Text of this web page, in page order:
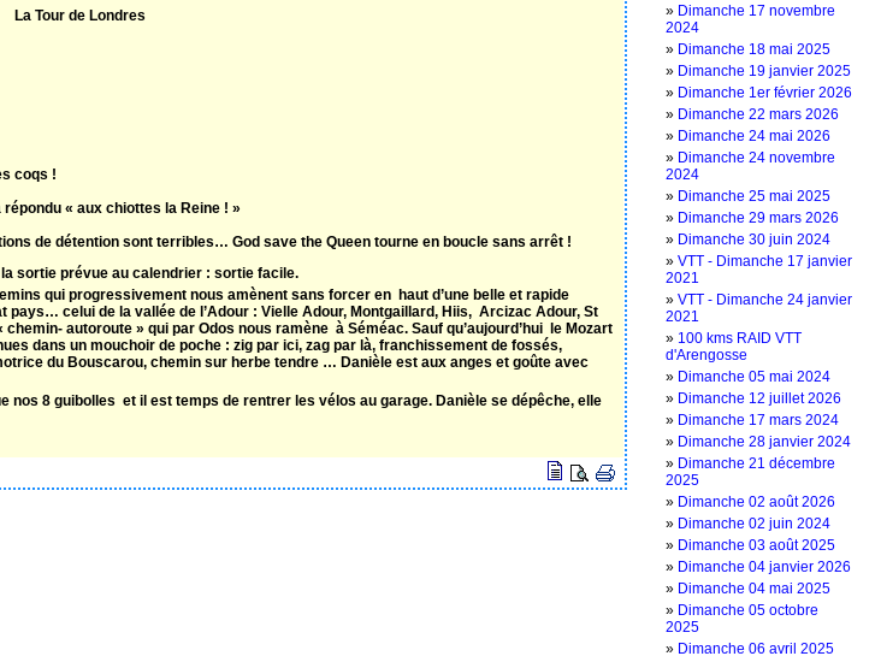
La Tour de Londres
coqs !
« aux chiottes la Reine ! »
de détention sont terribles… God save the Queen tourne en boucle sans arrêt !
sortie prévue au calendrier : sortie facile.
qui progressivement nous amènent sans forcer en haut d’une belle et rapide
pays… celui de la vallée de l’Adour : Vielle Adour, Montgaillard, Hiis, Arcizac Adour, St
autoroute » qui par Odos nous ramène à Séméac. Sauf qu’aujourd’hui le Mozart
dans un mouchoir de poche : zig par ici, zag par là, franchissement de fossés,
du Bouscarou, chemin sur herbe tendre … Danièle est aux anges et goûte avec
nos 8 guibolles et il est temps de rentrer les vélos au garage. Danièle se dépêche, elle
» ‌Dimanche 17 novembre
2024
» ‌Dimanche 18 mai 2025
» ‌Dimanche 19 janvier 2025
» ‌Dimanche 1er février 2026
» ‌Dimanche 22 mars 2026
» ‌Dimanche 24 mai 2026
» ‌Dimanche 24 novembre
2024
» ‌Dimanche 25 mai 2025
» ‌Dimanche 29 mars 2026
» ‌Dimanche 30 juin 2024
» ‌VTT - Dimanche 17 janvier
2021
» ‌VTT - Dimanche 24 janvier
2021
» 100 kms RAID VTT
d'Arengosse
» D‌imanche 05 mai 2024
» D‌imanche 12 juillet 2026
» D‌imanche 17 mars 2024
» D‌imanche 28 janvier 2024
» Dimanche 21 décembre
2025
» Dimanche 02 août 2026
» Dimanche 02 juin 2024
» Dimanche 03 août 2025
» Dimanche 04 janvier 2026
» Dimanche 04 mai 2025
» Dimanche 05 octobre
2025
» Dimanche 06 avril 2025